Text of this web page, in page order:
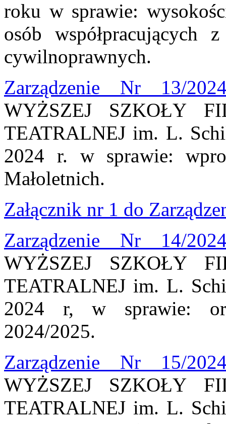
roku w sprawie:
osób współpracujących
cywilnoprawnych.
Zarządzenie Nr 13/
WYŻSZEJ SZKOŁY
TEATRALNEJ im. L.
2024 r. w sprawie:
Małoletnich.
Załącznik nr 1 do
Zarządzenie Nr 14/
WYŻSZEJ SZKOŁY
TEATRALNEJ im. L.
2024 r, w sprawie:
2024/2025.
Zarządzenie Nr 15/
WYŻSZEJ SZKOŁY
TEATRALNEJ im. L.